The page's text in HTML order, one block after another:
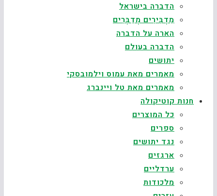
הדברה בישראל
מַדְבִּירִים מְדַבְּרִים
הארה על הדברה
הדברה בעולם
יתושים
מאמרים מאת עמוס וילמובסקי
מאמרים מאת טל ויינברג
חנות קוטיקולה
כל המוצרים
ספרים
נגד יתושים
ארגזים
ערדליים
מלכודות